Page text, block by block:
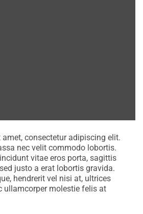
consectetur adipiscing elit.
nec velit commodo lobortis.
vitae eros porta, sagittis
justo a erat lobortis gravida.
hendrerit vel nisi at, ultrices
ullamcorper molestie felis at